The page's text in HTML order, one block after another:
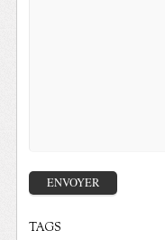
TAGS